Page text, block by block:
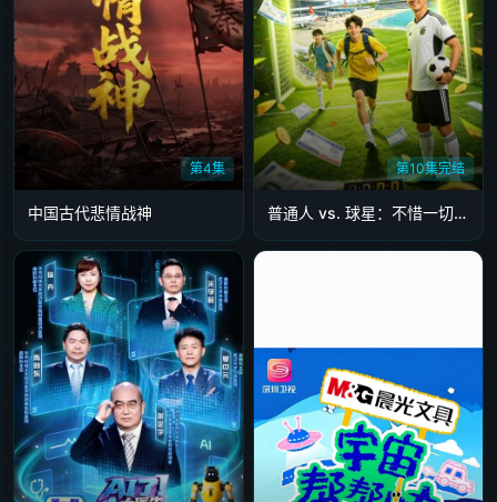
第4集
中国古代悲情战神
第10集完结
普通人 vs. 球星：不惜一切代价旅行